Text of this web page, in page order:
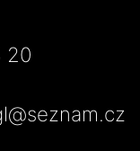
20